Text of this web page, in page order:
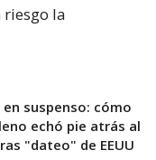
la
suspenso: cómo
echó pie atrás al
"dateo" de EEUU